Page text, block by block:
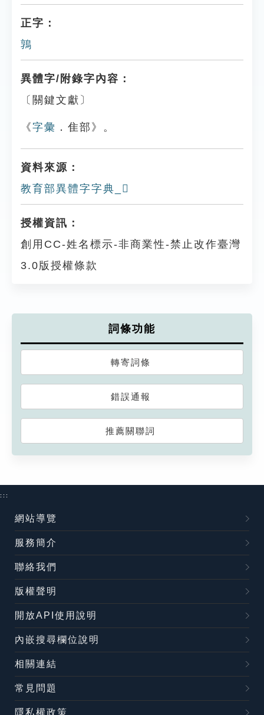
正字：
鶉
異體字/附錄字內容：
〔關鍵文獻〕
《字彙 ．隹部》。
資料來源：
教育部異體字字典_𨿡
授權資訊：
創用CC-姓名標示-非商業性-禁止改作臺灣
3.0版授權條款
詞條功能
轉寄詞條
錯誤通報
推薦關聯詞
:::
網站導覽
服務簡介
聯絡我們
版權聲明
開放API使用說明
內嵌搜尋欄位說明
相關連結
常見問題
隱私權政策